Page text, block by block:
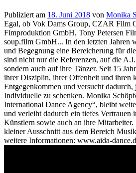
Publiziert am 18. Juni 2018 von Monika
Egal, ob Vok Dams Group, CZAR Film
Fimproduktion GmbH, Tony Petersen
soup.film GmbH... In den letzten Jahren
und Begegnung eine Bereicherung für
sind nicht nur die Referenzen, auf die
sondern auch auf ihre Tänzer. Seit 15
ihrer Disziplin, ihrer Offenheit und ihren
Entgegenkommen und versucht dadurch,
Individuelle zu schenken. Monika
International Dance Agency“, bleibt
und verleiht dadurch ein tiefes Vertrauen
Künstlern sowie auch an ihre
kleiner Ausschnitt aus dem Bereich
weitere Informationen: www.aida-